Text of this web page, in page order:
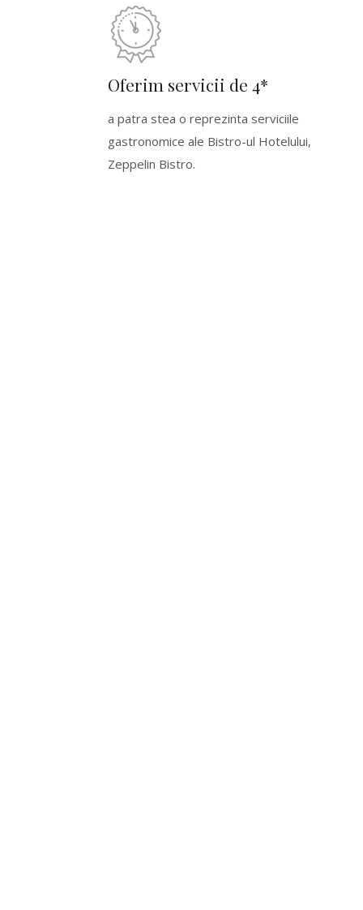
Oferim servicii de 4*
a patra stea o reprezinta serviciile
gastronomice ale Bistro-ul Hotelului,
Zeppelin Bistro.